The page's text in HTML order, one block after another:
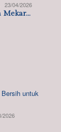
23/04/2026
Mekar…
2026